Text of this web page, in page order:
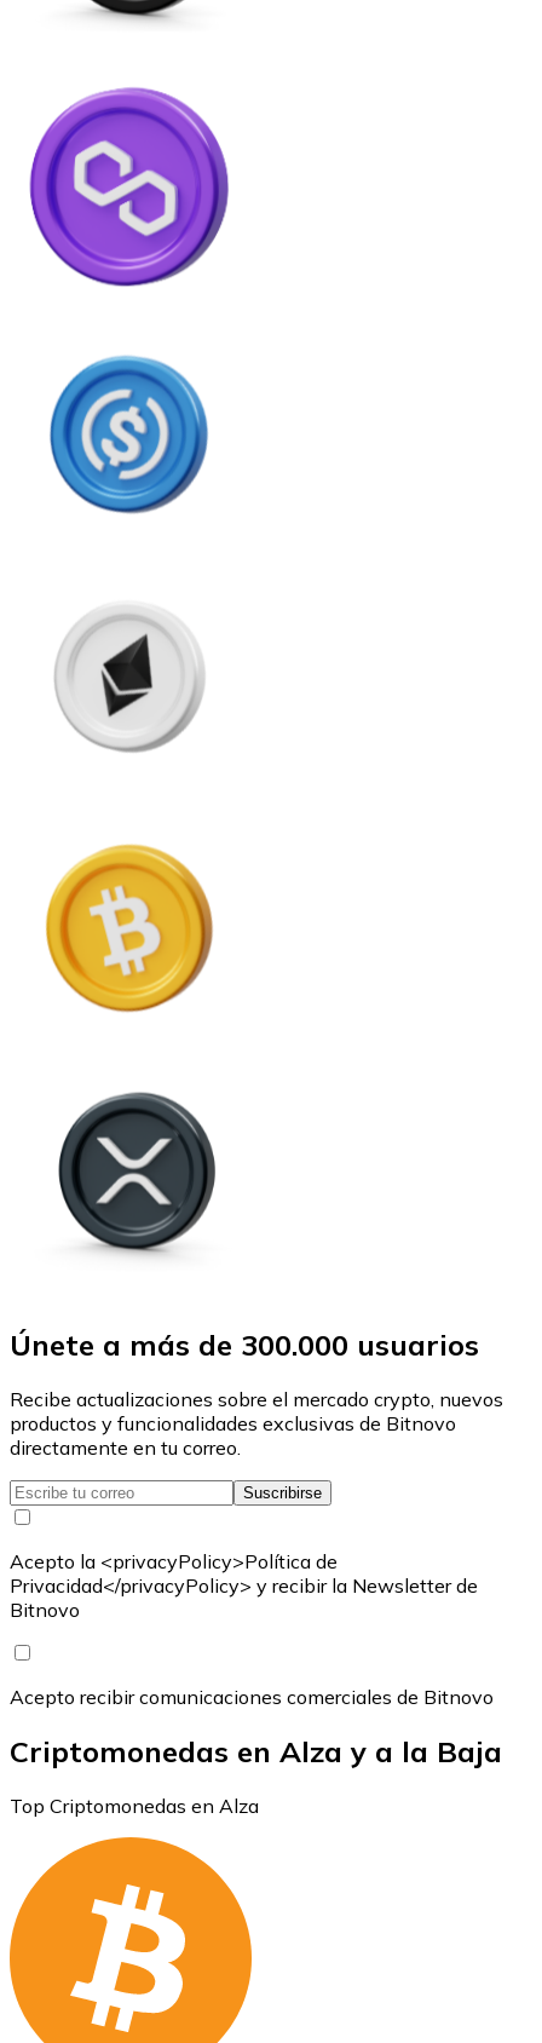
Únete a más de 300.000 usuarios
Recibe actualizaciones sobre el mercado crypto, nuevos
productos y funcionalidades exclusivas de Bitnovo
directamente en tu correo.
Suscribirse
Acepto la <privacyPolicy>Política de
Privacidad</privacyPolicy> y recibir la Newsletter de
Bitnovo
Acepto recibir comunicaciones comerciales de Bitnovo
Criptomonedas en Alza y a la Baja
Top Criptomonedas en Alza